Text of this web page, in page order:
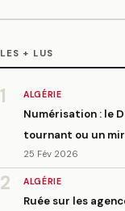
LES + LUS
1 ALGÉRIE
Numérisation : le
tournant ou un
25 Fév 2026
2 ALGÉRIE
Ruée sur les